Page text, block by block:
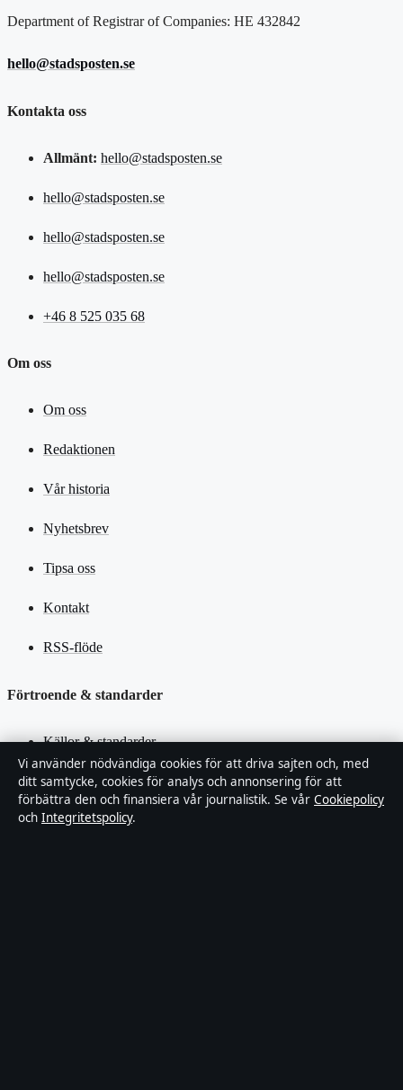
Department of Registrar of Companies: HE 432842
hello@stadsposten.se
Kontakta oss
Allmänt: hello@stadsposten.se
hello@stadsposten.se
hello@stadsposten.se
hello@stadsposten.se
+46 8 525 035 68
Om oss
Om oss
Redaktionen
Vår historia
Nyhetsbrev
Tipsa oss
Kontakt
RSS-flöde
Förtroende & standarder
Källor & standarder
Redaktionell policy
Rättelsepolicy
Vi använder nödvändiga cookies för att driva sajten och, med
ditt samtycke, cookies för analys och annonsering för att
förbättra den och finansiera vår journalistik. Se vår Cookiepolicy
och Integritetspolicy.